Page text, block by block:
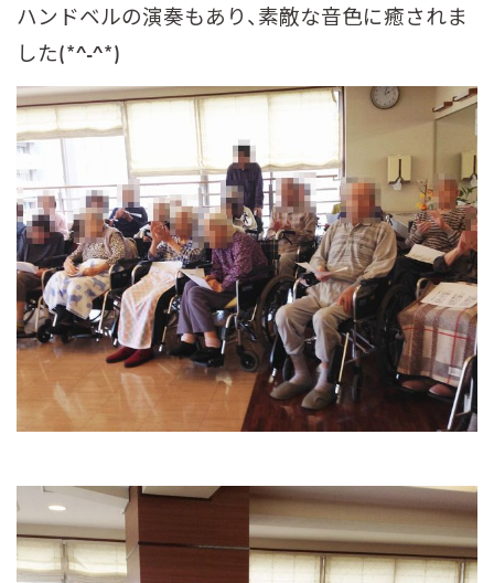
ハンドベルの演奏もあり、素敵な音色に癒されま
した(*^-^*)